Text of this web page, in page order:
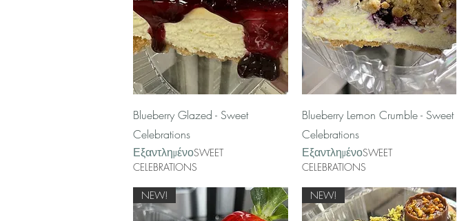
Γρήγορη προβολή
Blueberry Glazed - Sweet
Celebrations
ΕξαντλημένοSWEET
CELEBRATIONS
Γρήγορη προβολή
Blueberry Lemon Crumble - Sweet
Celebrations
ΕξαντλημένοSWEET
CELEBRATIONS
NEW! NEW!